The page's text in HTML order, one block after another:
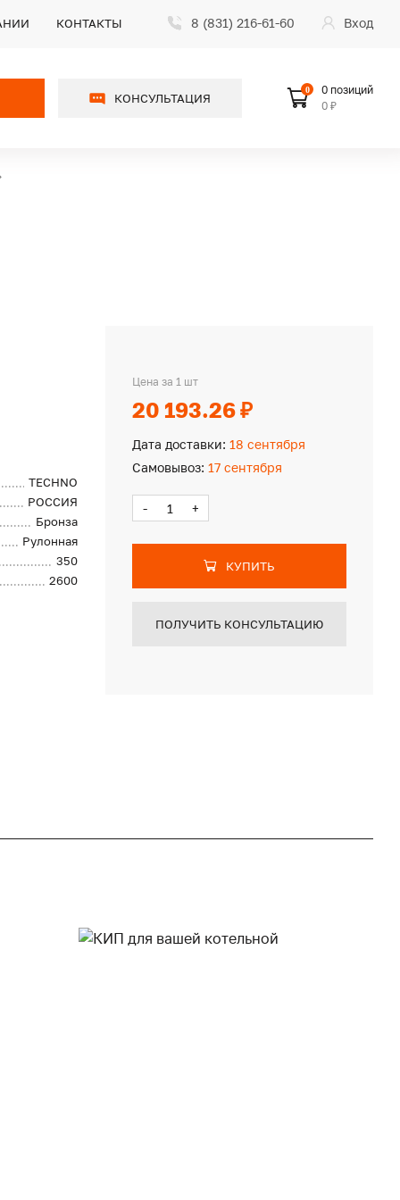
КОНТАКТЫ 8 (831) 216-61-60 Вход
КОНСУЛЬТАЦИЯ
0
0 позиций
0 ₽
TECHNO
РОССИЯ
Бронза
Рулонная
350
2600
Цена за 1 шт
20 193.26 ₽
Дата доставки: 18 сентября
Самовывоз: 17 сентября
- +
КУПИТЬ
ПОЛУЧИТЬ КОНСУЛЬТАЦИЮ